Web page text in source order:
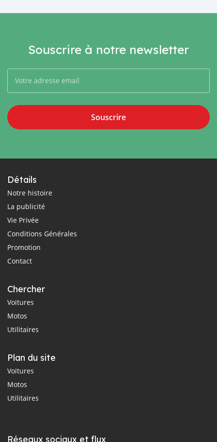
Souscrire à notre newsletter
Souscrire
Détails
Notre histoire
La publicité
Vie Privée
Conditions Générales
Promotion
Contact
Chercher
Voitures
Motos
Utilitaires
Plan du site
Voitures
Motos
Utilitaires
Réseaux sociaux et flux